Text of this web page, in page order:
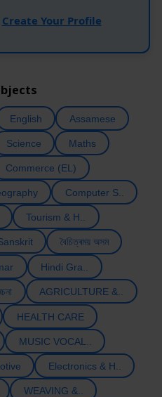
Create Your Profile
English Assamese
Science Maths
Commerce (EL)
Computer S..
Tourism & H..
বৈচিত্ৰময় অসম
Hindi Gra..
AGRICULTURE &..
HEALTH CARE
MUSIC VOCAL..
Electronics & H..
WEAVING &..